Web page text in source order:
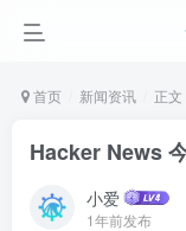
首页 新闻资讯 正文
Hacker News
小爱
1年前发布